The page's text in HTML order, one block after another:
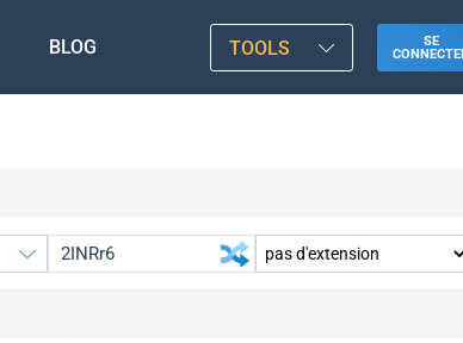
BLOG TOOLS
SE